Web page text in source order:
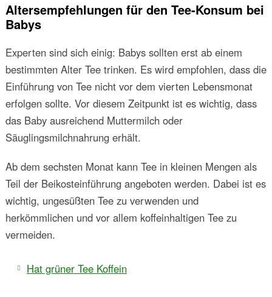
Altersempfehlungen für den Tee-Konsum bei
Babys
Experten sind sich einig: Babys sollten erst ab einem
bestimmten Alter Tee trinken. Es wird empfohlen, dass die
Einführung von Tee nicht vor dem vierten Lebensmonat
erfolgen sollte. Vor diesem Zeitpunkt ist es wichtig, dass
das Baby ausreichend Muttermilch oder
Säuglingsmilchnahrung erhält.
Ab dem sechsten Monat kann Tee in kleinen Mengen als
Teil der Beikosteinführung angeboten werden. Dabei ist es
wichtig, ungesüßten Tee zu verwenden und
herkömmlichen und vor allem koffeinhaltigen Tee zu
vermeiden.
Hat grüner Tee Koffein